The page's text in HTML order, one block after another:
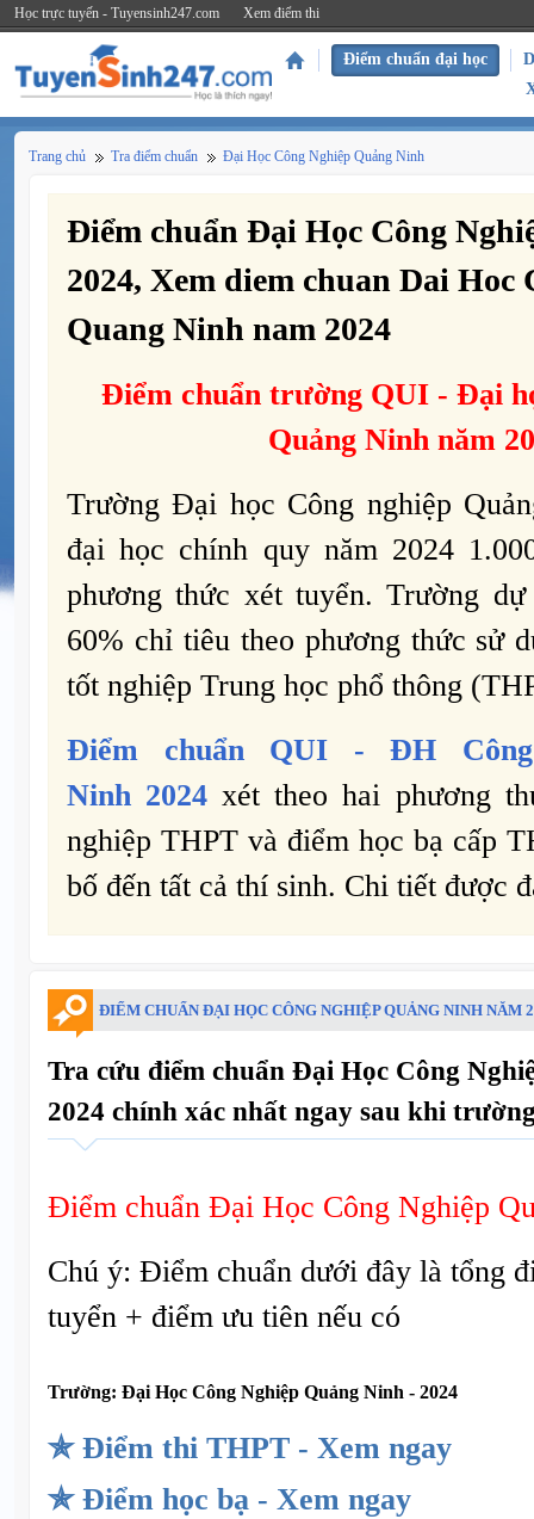
Học trực tuyến - Tuyensinh247.com Xem điểm thi
Điểm chuẩn đại học
Trang chủ Tra điểm chuẩn Đại Học Công Nghiệp Quảng Ninh
Điểm chuẩn Đại Học Công
2024, Xem diem chuan Dai Hoc
Quang Ninh nam 2024
Điểm chuẩn trường QUI - Đại
Quảng Ninh năm
Trường Đại học Công nghiệp
đại học chính quy năm 2024
phương thức xét tuyển. Trường
60% chỉ tiêu theo phương thức sử
tốt nghiệp Trung học phổ thông
Điểm chuẩn QUI -ĐH
Ninh 2024 xét theo hai phương
nghiệp THPT và điểm học bạ cấp
bố đến tất cả thí sinh. Chi tiết được
ĐIỂM CHUẨN ĐẠI HỌC CÔNG NGHIỆP QUẢNG NINH NĂM
Tra cứu điểm chuẩn Đại Học Công
2024 chính xác nhất ngay sau khi
Điểm chuẩn Đại Học Công Nghiệp
Chú ý: Điểm chuẩn dưới đây là tổng
tuyển + điểm ưu tiên nếu có
Trường: Đại Học Công Nghiệp Quảng Ninh - 2024
✯ Điểm thi THPT - Xem ngay
✯ Điểm học bạ - Xem ngay